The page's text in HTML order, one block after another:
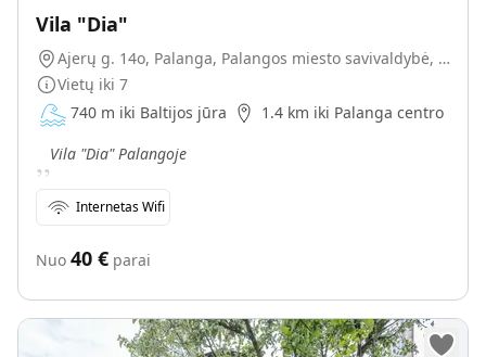
Vila "Dia"
Ajerų g. 14o, Palanga, Palangos miesto savivaldybė, Lietuva
Vietų iki 7
740 m iki Baltijos jūra
1.4 km iki Palanga centro
„Vila "Dia" Palangoje
Internetas Wifi
Nuo 40 € parai